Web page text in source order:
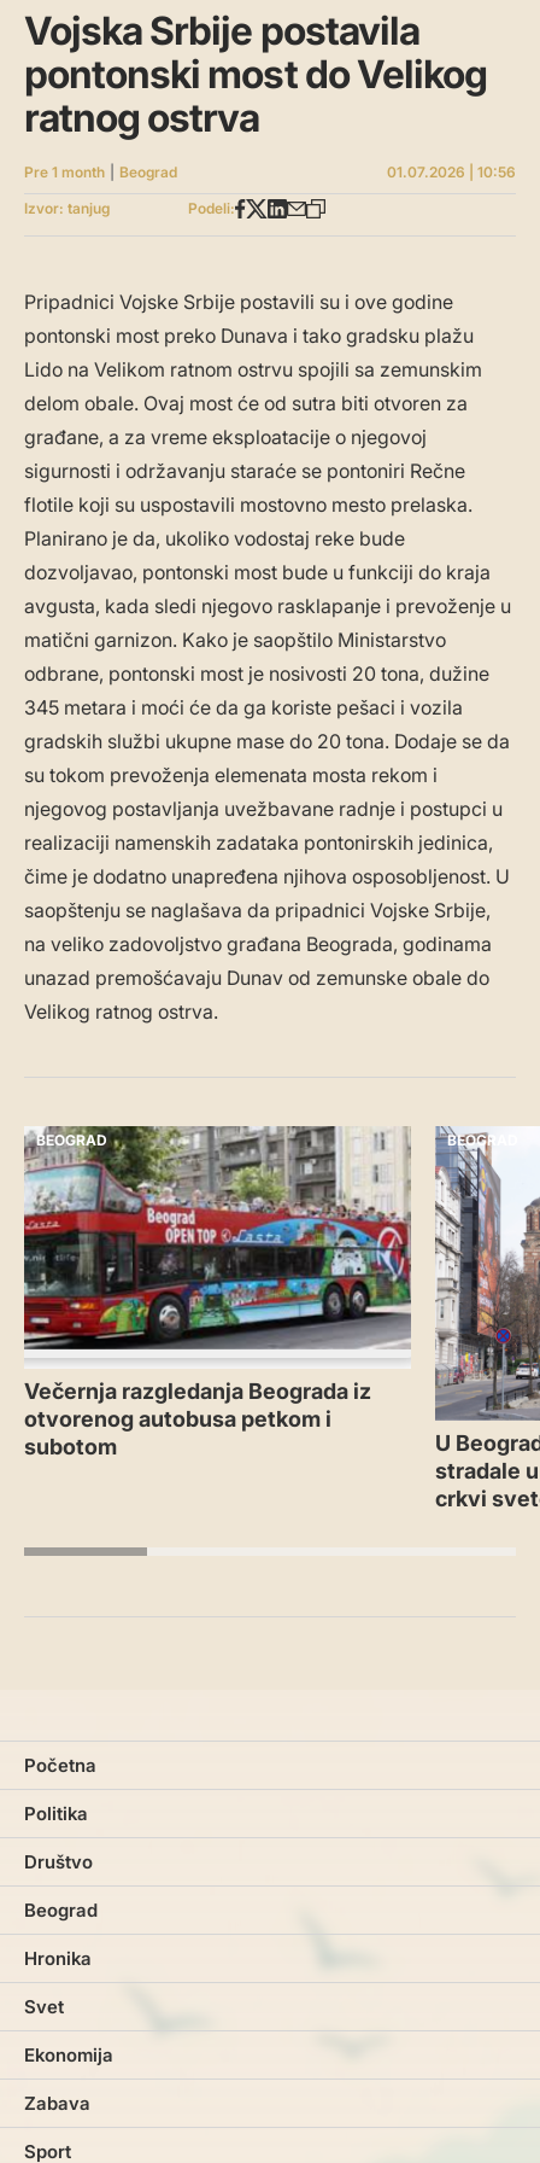
Vojska Srbije postavila
pontonski most do Velikog
ratnog ostrva
Pre 1 month Beograd
01.07.2026 | 10:56
Izvor: tanjug
Podeli:
Pripadnici Vojske Srbije postavili su i ove godine
pontonski most preko Dunava i tako gradsku plažu
Lido na Velikom ratnom ostrvu spojili sa zemunskim
delom obale. Ovaj most će od sutra biti otvoren za
građane, a za vreme eksploatacije o njegovoj
sigurnosti i održavanju staraće se pontoniri Rečne
flotile koji su uspostavili mostovno mesto prelaska.
Planirano je da, ukoliko vodostaj reke bude
dozvoljavao, pontonski most bude u funkciji do kraja
avgusta, kada sledi njegovo rasklapanje i prevoženje u
matični garnizon. Kako je saopštilo Ministarstvo
odbrane, pontonski most je nosivosti 20 tona, dužine
345 metara i moći će da ga koriste pešaci i vozila
gradskih službi ukupne mase do 20 tona. Dodaje se da
su tokom prevoženja elemenata mosta rekom i
njegovog postavljanja uvežbavane radnje i postupci u
realizaciji namenskih zadataka pontonirskih jedinica,
čime je dodatno unapređena njihova osposobljenost. U
saopštenju se naglašava da pripadnici Vojske Srbije,
na veliko zadovoljstvo građana Beograda, godinama
unazad premošćavaju Dunav od zemunske obale do
Velikog ratnog ostrva.
BEOGRAD
Večernja razgledanja Beograda iz
otvorenog autobusa petkom i
subotom
BEOGRAD
U
stradale
crkvi
Početna
Politika
Društvo
Beograd
Hronika
Svet
Ekonomija
Zabava
Sport